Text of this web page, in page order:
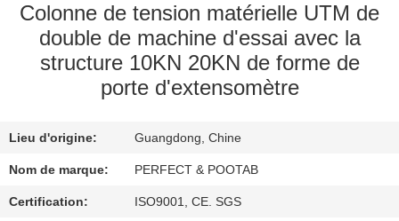
SUJET
VISITE
D'USINE
Colonne de tension matérielle UTM de
double de machine d'essai avec la
structure 10KN 20KN de forme de
porte d'extensomètre
Lieu d'origine: Guangdong, Chine
Nom de marque: PERFECT & POOTAB
Certification: ISO9001, CE. SGS